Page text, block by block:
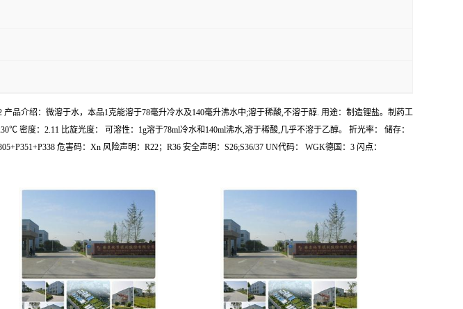
品介绍：微溶于水，本品1克能溶于78毫升冷水及140毫升沸水中;溶于稀酸,不溶于醇. 用途：制造锂盐。制药工
密度：2.11 比旋光度： 可溶性：1g溶于78ml冷水和140ml沸水,溶于稀酸,几乎不溶于乙醇。 折光率： 储存：
危害码：Xn 风险声明：R22；R36 安全声明：S26;S36/37 UN代码： WGK德国：3 闪点：